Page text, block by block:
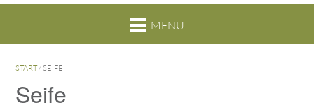
START/ SEIFE
Seife